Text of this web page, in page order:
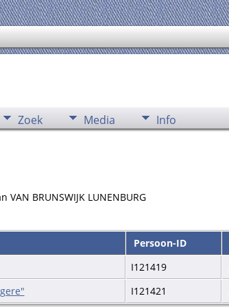
Zoek Media Info
BRUNSWIJK LUNENBURG
Persoon-ID
I121419
I121421